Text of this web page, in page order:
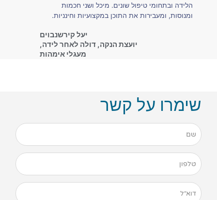
הלידה ובתחומי טיפול שונים. מיכל ושני חכמות
ומנוסות, ומעבירות את התוכן במקצועיות וחינניות.
יעל קירשנבוים
יועצת הנקה, דולה לאחר לידה,
מעגלי אימהות
שימרו על קשר